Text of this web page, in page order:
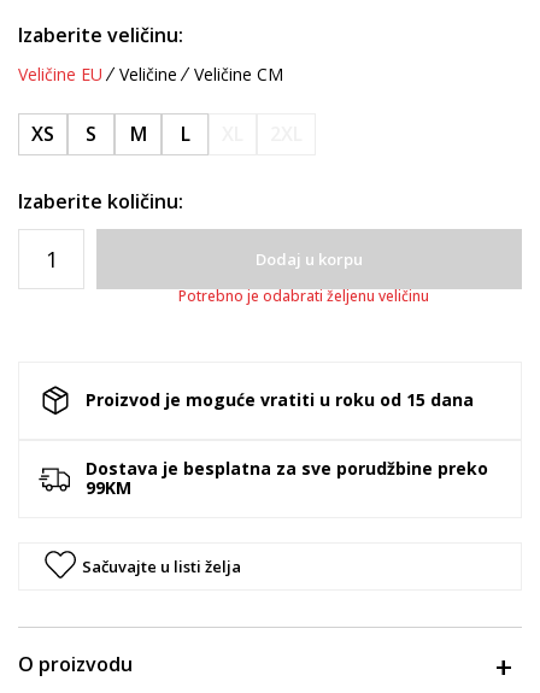
Izaberite veličinu:
Veličine EU Veličine Veličine CM
XS S M L
Izaberite količinu:
Dodaj u korpu
Potrebno je odabrati željenu veličinu
Proizvod je moguće vratiti u roku od 15 dana
Dostava je besplatna za sve porudžbine preko
99KM
Sačuvajte u listi želja
O proizvodu